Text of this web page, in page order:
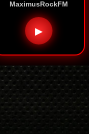
MaximusRockFM
▶